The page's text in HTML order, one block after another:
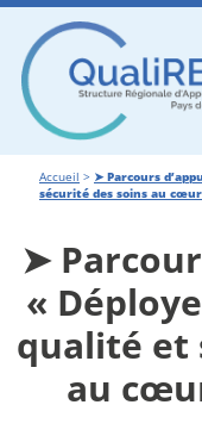
Accueil > ➤ Parcours
sécurité des soins au
➤
«
qualité et
au